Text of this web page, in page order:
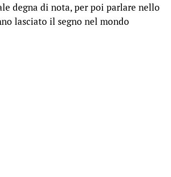
degna di nota, per poi parlare nello
lasciato il segno nel mondo